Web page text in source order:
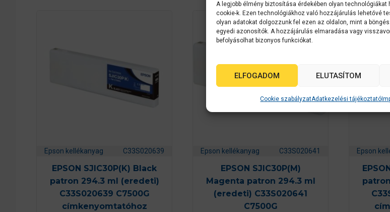
A legjobb élmény biztosítása érdekében olyan technológiákat
cookie-k. Ezen technológiákhoz való hozzájárulás lehetővé
olyan adatokat dolgozzunk fel ezen az oldalon, mint a
egyedi azonosítók. A hozzájárulás elmaradása vagy
befolyásolhat bizonyos funkciókat.
ELFOGADOM ELUTASÍTOM
Cookie szabályzatAdatkezelési tájékoztató
Epson kellékanyag C33S020639
EPSON SJIC30P(K) Black
patron 294.3 ml (eredeti)
C33S020639 C7500G
címkenyomtatóhoz
Epson kellékanyag C33S020641
EPSON SJIC30P(M)
Magenta patron 294.3 ml
(eredeti) C33S020641
C7500G
Epson